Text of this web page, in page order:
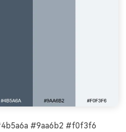
#9aa6b2 #f0f3f6